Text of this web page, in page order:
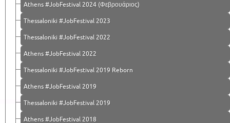
Athens #JobFestival 2024 (Φεβρουάριος)
Thessaloniki #JobFestival 2023
Thessaloniki #JobFestival 2022
Athens #JobFestival 2022
Thessaloniki #JobFestival 2019 Reborn
Athens #JobFestival 2019
Thessaloniki #JobFestival 2019
Athens #JobFestival 2018